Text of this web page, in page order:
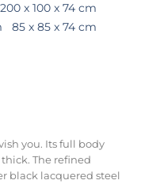
200 x 100 x 74 cm
85 x 85 x 74 cm
you. Its full body
The refined
black lacquered steel